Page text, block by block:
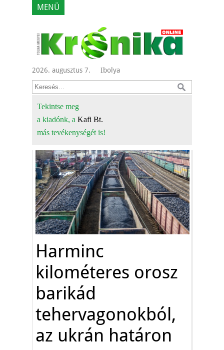
MENÜ
2026. augusztus 7. Ibolya
Tekintse meg
a kiadónk, a Kafi Bt.
más tevékenységét is!
Harminc
kilométeres orosz
barikád
tehervagonokból,
az ukrán határon